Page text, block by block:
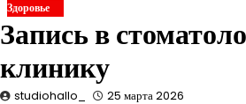
Здоровье
Запись в
клинику
studiohallo_ 25 марта 2026